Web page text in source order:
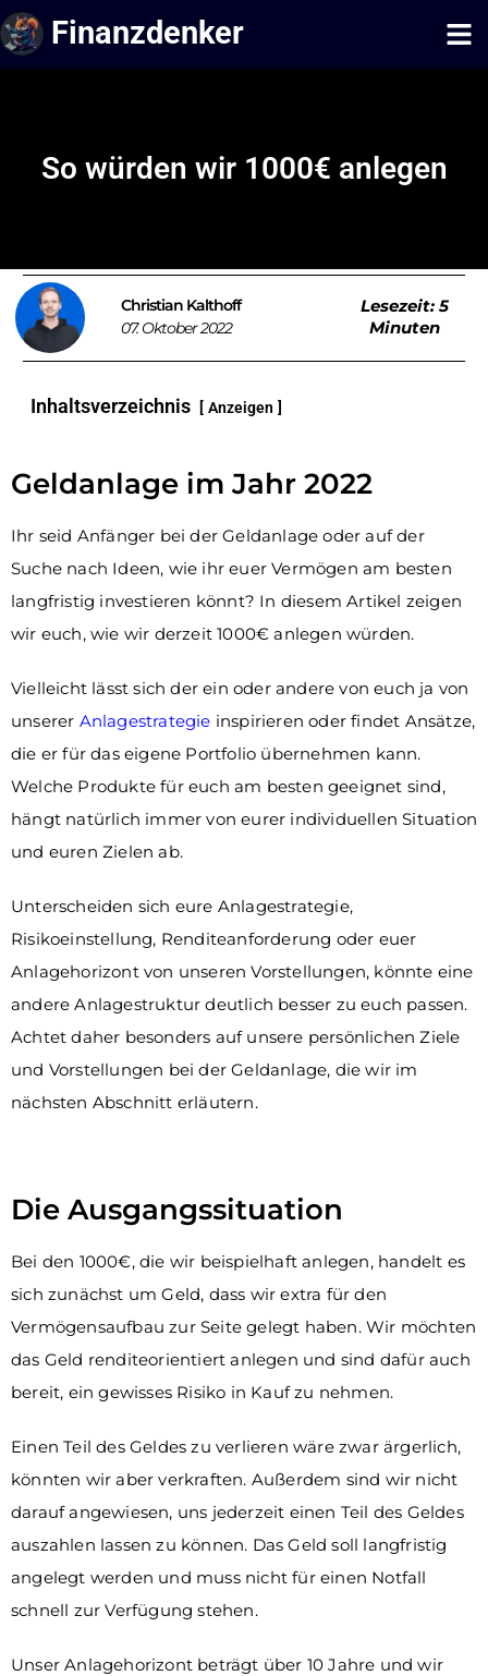
Finanzdenker
So würden wir 1000€ anlegen
Christian Kalthoff
07. Oktober 2022
Lesezeit:5
Minuten
Inhaltsverzeichnis Anzeigen
Geldanlage im Jahr 2022
Ihr seid Anfänger bei der Geldanlage oder auf der
Suche nach Ideen, wie ihr euer Vermögen am besten
langfristig investieren könnt? In diesem Artikel zeigen
wir euch, wie wir derzeit 1000€ anlegen würden.
Vielleicht lässt sich der ein oder andere von euch ja von
unserer Anlagestrategie inspirieren oder findet Ansätze,
die er für das eigene Portfolio übernehmen kann.
Welche Produkte für euch am besten geeignet sind,
hängt natürlich immer von eurer individuellen Situation
und euren Zielen ab.
Unterscheiden sich eure Anlagestrategie,
Risikoeinstellung, Renditeanforderung oder euer
Anlagehorizont von unseren Vorstellungen, könnte eine
andere Anlagestruktur deutlich besser zu euch passen.
Achtet daher besonders auf unsere persönlichen Ziele
und Vorstellungen bei der Geldanlage, die wir im
nächsten Abschnitt erläutern.
Die Ausgangssituation
Bei den 1000€, die wir beispielhaft anlegen, handelt es
sich zunächst um Geld, dass wir extra für den
Vermögensaufbau zur Seite gelegt haben. Wir möchten
das Geld renditeorientiert anlegen und sind dafür auch
bereit, ein gewisses Risiko in Kauf zu nehmen.
Einen Teil des Geldes zu verlieren wäre zwar ärgerlich,
könnten wir aber verkraften. Außerdem sind wir nicht
darauf angewiesen, uns jederzeit einen Teil des Geldes
auszahlen lassen zu können. Das Geld soll langfristig
angelegt werden und muss nicht für einen Notfall
schnell zur Verfügung stehen.
Unser Anlagehorizont beträgt über 10 Jahre und wir